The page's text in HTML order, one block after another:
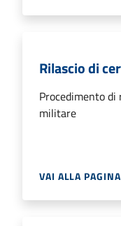
Rilascio di
Procedimento
militare
VAI ALLA PAGINA